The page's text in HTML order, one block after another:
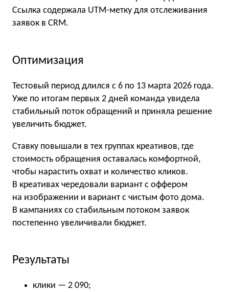
Ссылка содержала UTM-метку для отслеживания
заявок в CRM.
Оптимизация
Тестовый период длился с 6 по 13 марта 2026 года.
Уже по итогам первых 2 дней команда увидела
стабильный поток обращений и приняла решение
увеличить бюджет.
Ставку повышали в тех группах креативов, где
стоимость обращения оставалась комфортной,
чтобы нарастить охват и количество кликов.
В креативах чередовали вариант с оффером
на изображении и вариант с чистым фото дома.
В кампаниях со стабильным потоком заявок
постепенно увеличивали бюджет.
Результаты
клики — 2 090;